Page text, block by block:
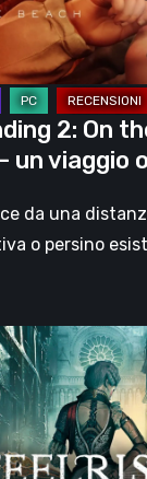
2: On
un viaggio
da una
o persino